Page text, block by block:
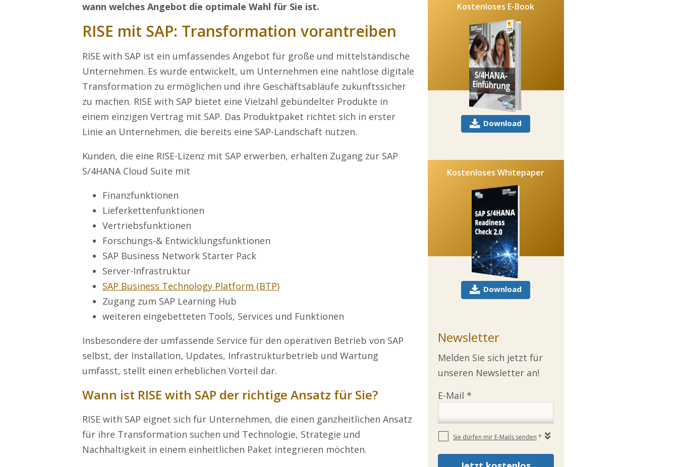
wann welches Angebot die optimale Wahl für Sie ist.
RISE mit SAP: Transformation vorantreiben
RISE with SAP ist ein umfassendes Angebot für große und mittelständische
Unternehmen. Es wurde entwickelt, um Unternehmen eine nahtlose digitale
Transformation zu ermöglichen und ihre Geschäftsabläufe zukunftssicher
zu machen. RISE with SAP bietet eine Vielzahl gebündelter Produkte in
einem einzigen Vertrag mit SAP. Das Produktpaket richtet sich in erster
Linie an Unternehmen, die bereits eine SAP-Landschaft nutzen.
Kunden, die eine RISE-Lizenz mit SAP erwerben, erhalten Zugang zur SAP
S/4HANA Cloud Suite mit
Finanzfunktionen
Lieferkettenfunktionen
Vertriebsfunktionen
Forschungs-& Entwicklungsfunktionen
SAP Business Network Starter Pack
Server-Infrastruktur
SAP Business Technology Platform (BTP)
Zugang zum SAP Learning Hub
weiteren eingebetteten Tools, Services und Funktionen
Insbesondere der umfassende Service für den operativen Betrieb von SAP
selbst, der Installation, Updates, Infrastrukturbetrieb und Wartung
umfasst, stellt einen erheblichen Vorteil dar.
Wann ist RISE with SAP der richtige Ansatz für Sie?
RISE with SAP eignet sich für Unternehmen, die einen ganzheitlichen Ansatz
für ihre Transformation suchen und Technologie, Strategie und
Nachhaltigkeit in einem einheitlichen Paket integrieren möchten.
Kostenloses E-Book
Download
Kostenloses Whitepaper
Download
Newsletter
Melden Sie sich jetzt für
unseren Newsletter an!